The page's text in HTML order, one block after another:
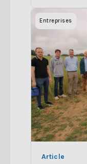
Entreprises
Article